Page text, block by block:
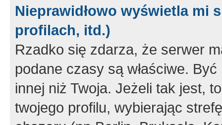
Nieprawidłowo wyświetla mi
profilach, itd.)
Rzadko się zdarza, że serwer
podane czasy są właściwe.
innej niż Twoja. Jeżeli tak jest,
twojego profilu, wybierając